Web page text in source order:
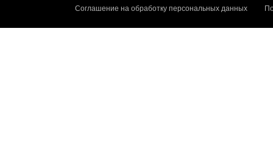
Соглашение на обработку персональных данных